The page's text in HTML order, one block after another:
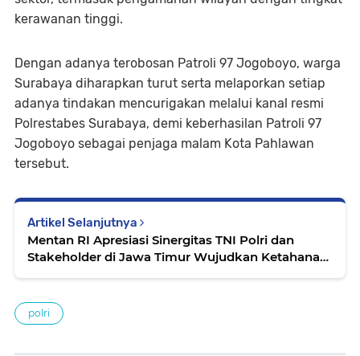
kerawanan tinggi.
Dengan adanya terobosan Patroli 97 Jogoboyo, warga
Surabaya diharapkan turut serta melaporkan setiap
adanya tindakan mencurigakan melalui kanal resmi
Polrestabes Surabaya, demi keberhasilan Patroli 97
Jogoboyo sebagai penjaga malam Kota Pahlawan
tersebut.
Artikel Selanjutnya
Mentan RI Apresiasi Sinergitas TNI Polri dan
Stakeholder di Jawa Timur Wujudkan Ketahanan
polri